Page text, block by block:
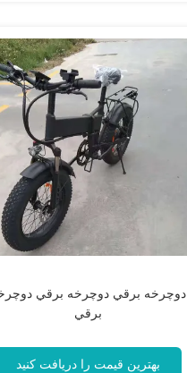
دوچرخه برقي دوچرخه برقي
برقي
بهترین قیمت را دریافت کنید